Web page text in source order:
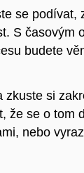
se podívat,
S časovým
budete
si
že se o tom
nebo